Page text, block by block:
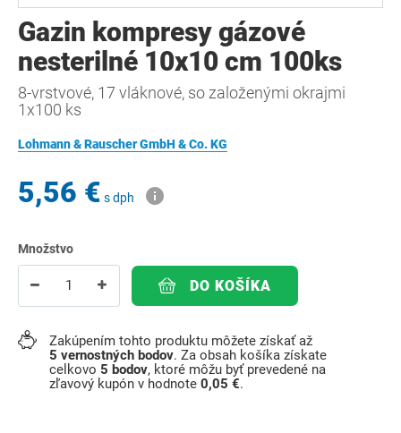
Gazin kompresy gázové
nesterilné 10x10 cm 100ks
8-vrstvové, 17 vláknové, so založenými okrajmi
1x100 ks
Lohmann & Rauscher GmbH & Co. KG
5,56 € s dph
Množstvo
DO KOŠÍKA
Zakúpením tohto produktu môžete získať až
5 vernostných bodov. Za obsah košíka získate
celkovo 5 bodov, ktoré môžu byť prevedené na
zľavový kupón v hodnote 0,05 €.